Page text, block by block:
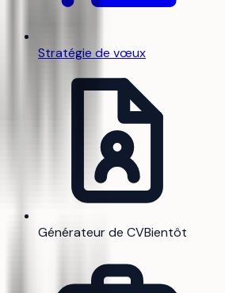
Stratégie de vœux
Générateur de CVBientôt